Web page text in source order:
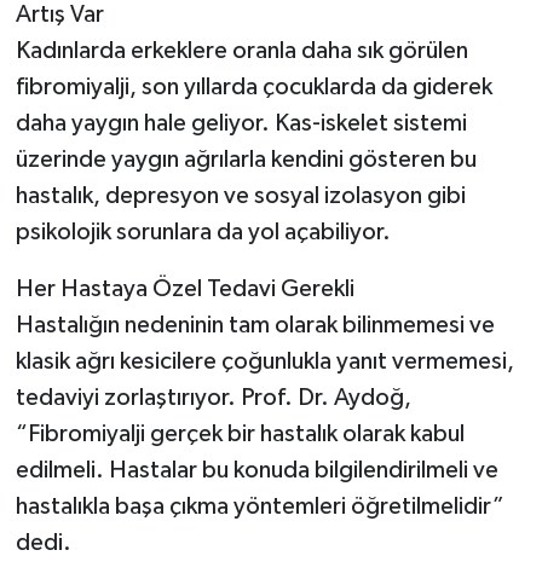
Artış Var
Kadınlarda erkeklere oranla daha sık görülen
fibromiyalji, son yıllarda çocuklarda da giderek
daha yaygın hale geliyor. Kas-iskelet sistemi
üzerinde yaygın ağrılarla kendini gösteren bu
hastalık, depresyon ve sosyal izolasyon gibi
psikolojik sorunlara da yol açabiliyor.
Her Hastaya Özel Tedavi Gerekli
Hastalığın nedeninin tam olarak bilinmemesi ve
klasik ağrı kesicilere çoğunlukla yanıt vermemesi,
tedaviyi zorlaştırıyor. Prof. Dr. Aydoğ,
“Fibromiyalji gerçek bir hastalık olarak kabul
edilmeli. Hastalar bu konuda bilgilendirilmeli ve
hastalıkla başa çıkma yöntemleri öğretilmelidir”
dedi.